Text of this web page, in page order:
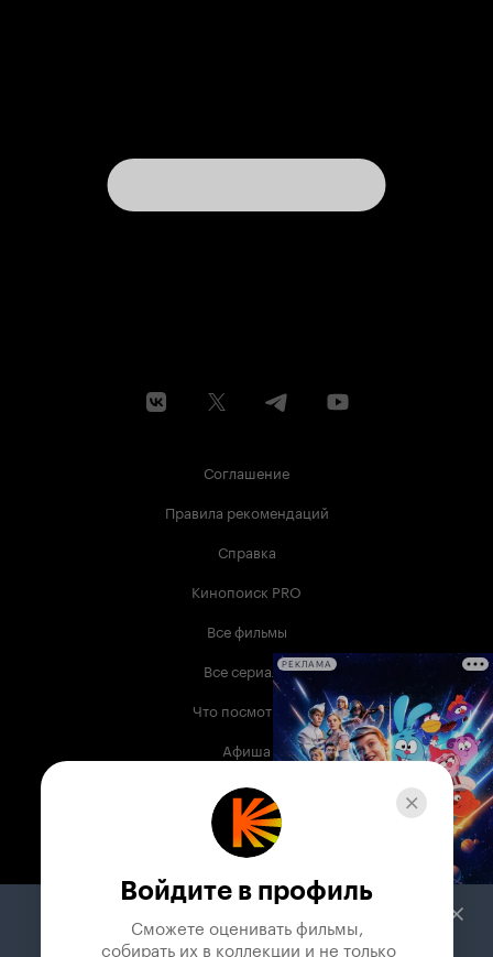
Соглашение
Правила рекомендаций
Справка
Кинопоиск PRO
Все фильмы
Все сериалы
Что посмотреть
Афиша
Музыка
Телепрограмма
Служба поддержки
РЕКЛАМА
Войдите в профиль
Сможете оценивать фильмы,
собирать их в коллекции и не только